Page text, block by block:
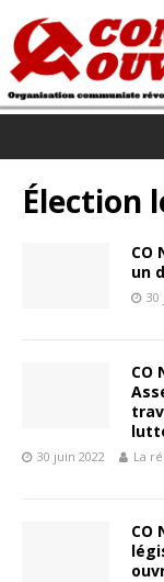
Élection
CO
un
30
CO
30 juin 2022 La
CO